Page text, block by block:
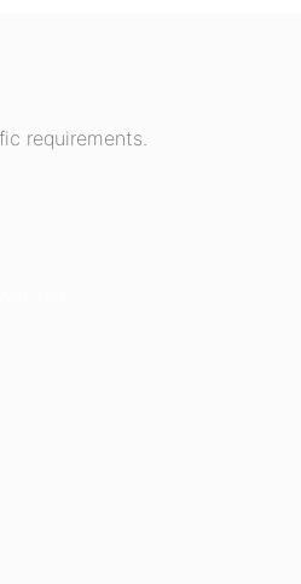
requirements.